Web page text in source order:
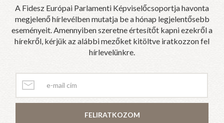
A Fidesz Európai Parlamenti Képviselőcsoportja havonta
megjelenő hírlevélben mutatja be a hónap legjelentősebb
eseményeit. Amennyiben szeretne értesítőt kapni ezekről a
hírekről, kérjük az alábbi mezőket kitöltve iratkozzon fel
hírlevelünkre.
FELIRATKOZOM